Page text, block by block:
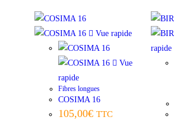
Vue rapide
Vue
rapide
Fibres longues
COSIMA 16
105,00€ TTC
rapide